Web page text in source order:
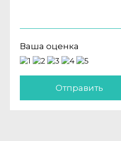
Ваша оценка
Отправить